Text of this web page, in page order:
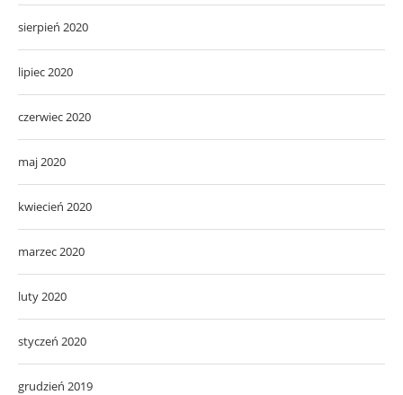
sierpień 2020
lipiec 2020
czerwiec 2020
maj 2020
kwiecień 2020
marzec 2020
luty 2020
styczeń 2020
grudzień 2019